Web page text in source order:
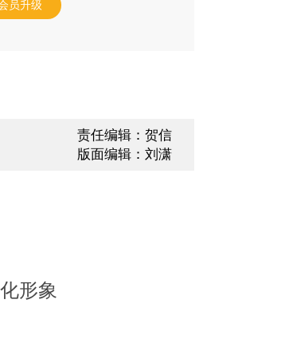
员升级
责任编辑：贺信
版面编辑：刘潇
形象